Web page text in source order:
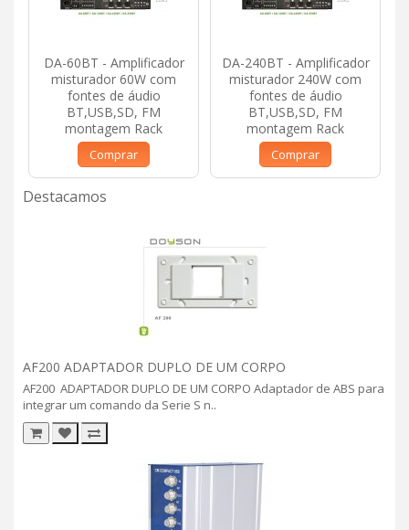
DA-60BT - Amplificador
misturador 60W com
fontes de áudio
BT,USB,SD, FM
montagem Rack
Comprar
DA-240BT - Amplificador
misturador 240W com
fontes de áudio
BT,USB,SD, FM
montagem Rack
Comprar
Destacamos
AF200 ADAPTADOR DUPLO DE UM CORPO
AF200 ADAPTADOR DUPLO DE UM CORPO Adaptador de ABS para
integrar um comando da Serie S n..